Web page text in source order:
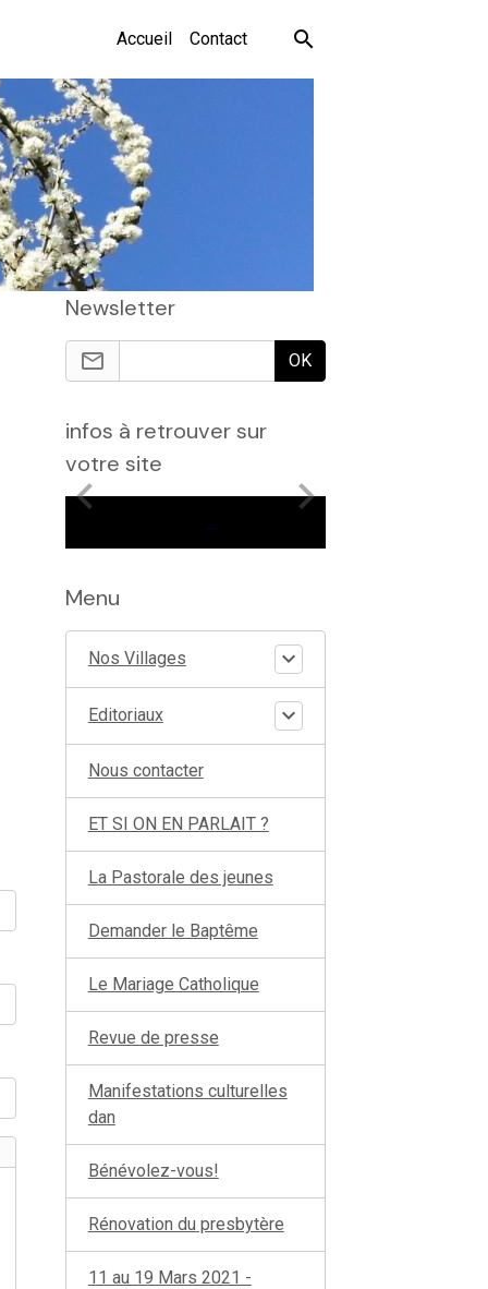
Accueil Contact
Newsletter
OK
infos à retrouver sur
votre site
Menu
Nos Villages
Editoriaux
Nous contacter
ET SI ON EN PARLAIT ?
La Pastorale des jeunes
Demander le Baptême
Le Mariage Catholique
Revue de presse
Manifestations culturelles
dan
Bénévolez-vous!
Rénovation du presbytère
11 au 19 Mars 2021 -